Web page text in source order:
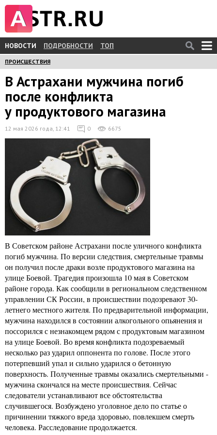
НОВОСТИ ПОДРОБНОСТИ ТОП
ПРОИСШЕСТВИЯ
В Астрахани мужчина погиб
после конфликта
у продуктового магазина
12 мая 2026 года, 12:41 0 6675
В Советском районе Астрахани после уличного конфликта
погиб мужчина. По версии следствия, смертельные травмы
он получил после драки возле продуктового магазина на
улице Боевой. Трагедия произошла 10 мая в Советском
районе города. Как сообщили в региональном следственном
управлении СК России, в происшествии подозревают 30-
летнего местного жителя. По предварительной информации,
мужчина находился в состоянии алкогольного опьянения и
поссорился с незнакомцем рядом с продуктовым магазином
на улице Боевой. Во время конфликта подозреваемый
несколько раз ударил оппонента по голове. После этого
потерпевший упал и сильно ударился о бетонную
поверхность. Полученные травмы оказались смертельными -
мужчина скончался на месте происшествия. Сейчас
следователи устанавливают все обстоятельства
случившегося. Возбуждено уголовное дело по статье о
причинении тяжкого вреда здоровью, повлекшем смерть
человека. Расследование продолжается.